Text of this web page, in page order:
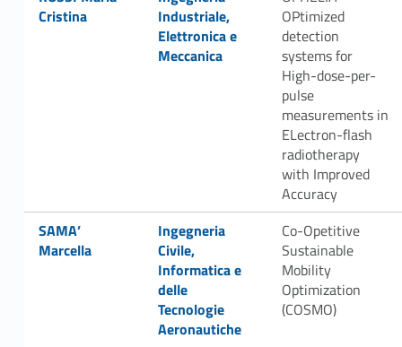
Cristina
Industriale,
Elettronica e
Meccanica
OPtimized
detection
systems for
High-dose-per-
pulse
measurements in
ELectron-flash
radiotherapy
with Improved
Accuracy
Link identifier #identifier__4658-77
SAMA’
Marcella
Link identifier #identifier__39734-78
Ingegneria
Civile,
Informatica e
delle
Tecnologie
Aeronautiche
Co-Opetitive
Sustainable
Mobility
Optimization
(COSMO)